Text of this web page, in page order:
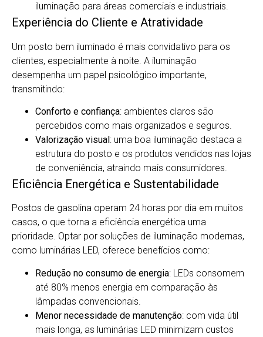
iluminação para áreas comerciais e industriais.
Experiência do Cliente e Atratividade
Um posto bem iluminado é mais convidativo para os
clientes, especialmente à noite. A iluminação
desempenha um papel psicológico importante,
transmitindo:
Conforto e confiança: ambientes claros são
percebidos como mais organizados e seguros.
Valorização visual: uma boa iluminação destaca a
estrutura do posto e os produtos vendidos nas lojas
de conveniência, atraindo mais consumidores.
Eficiência Energética e Sustentabilidade
Postos de gasolina operam 24 horas por dia em muitos
casos, o que torna a eficiência energética uma
prioridade. Optar por soluções de iluminação modernas,
como luminárias LED, oferece benefícios como:
Redução no consumo de energia: LEDs consomem
até 80% menos energia em comparação às
lâmpadas convencionais.
Menor necessidade de manutenção: com vida útil
mais longa, as luminárias LED minimizam custos